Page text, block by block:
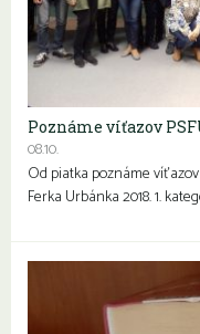
Poznáme víťazov
08.10.
Od piatka poznáme
Ferka Urbánka 2018. 1.